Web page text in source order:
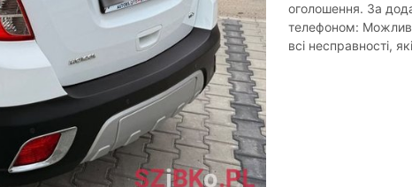
оголошення. За
телефоном:
всі несправності,